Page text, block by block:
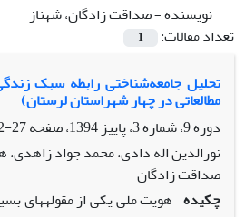
نویسنده =صداقت زادگان، شهناز
تعداد مقالات:
1
تحلیل جامعه‌شناختی رابطه سبک
مطالعاتی در چهار شهراستان لرستان)
دوره 9، شماره 3، پاییز 1394، صفحه
27-52
نورالدین اله دادی، محمد جواد
صداقت زادگان
چکیده هویت ملی یکی از مقوله­های